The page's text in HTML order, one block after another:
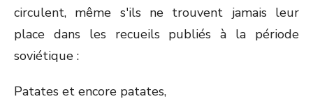
circulent, même s'ils ne trouvent jamais leur
place dans les recueils publiés à la période
soviétique :
Patates et encore patates,